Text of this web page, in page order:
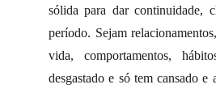
sólida para dar continuidade,
período. Sejam
vida, comportamentos,
desgastado e só tem cansado e